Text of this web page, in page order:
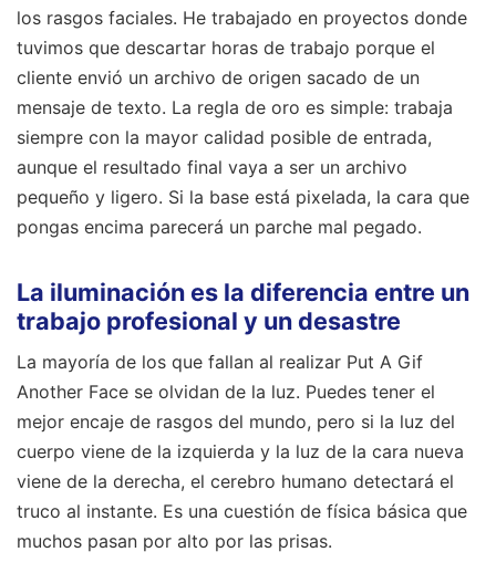
los rasgos faciales. He trabajado en proyectos donde
tuvimos que descartar horas de trabajo porque el
cliente envió un archivo de origen sacado de un
mensaje de texto. La regla de oro es simple: trabaja
siempre con la mayor calidad posible de entrada,
aunque el resultado final vaya a ser un archivo
pequeño y ligero. Si la base está pixelada, la cara que
pongas encima parecerá un parche mal pegado.
La iluminación es la diferencia entre un
trabajo profesional y un desastre
La mayoría de los que fallan al realizar Put A Gif
Another Face se olvidan de la luz. Puedes tener el
mejor encaje de rasgos del mundo, pero si la luz del
cuerpo viene de la izquierda y la luz de la cara nueva
viene de la derecha, el cerebro humano detectará el
truco al instante. Es una cuestión de física básica que
muchos pasan por alto por las prisas.